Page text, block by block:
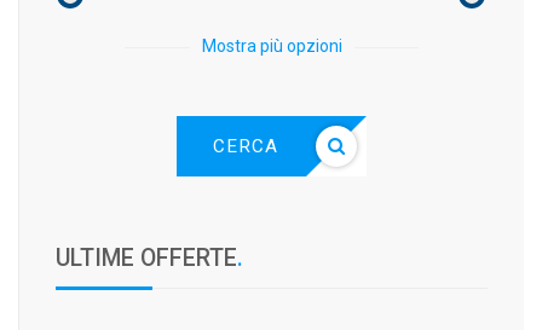
Mostra più opzioni
CERCA
ULTIME OFFERTE.